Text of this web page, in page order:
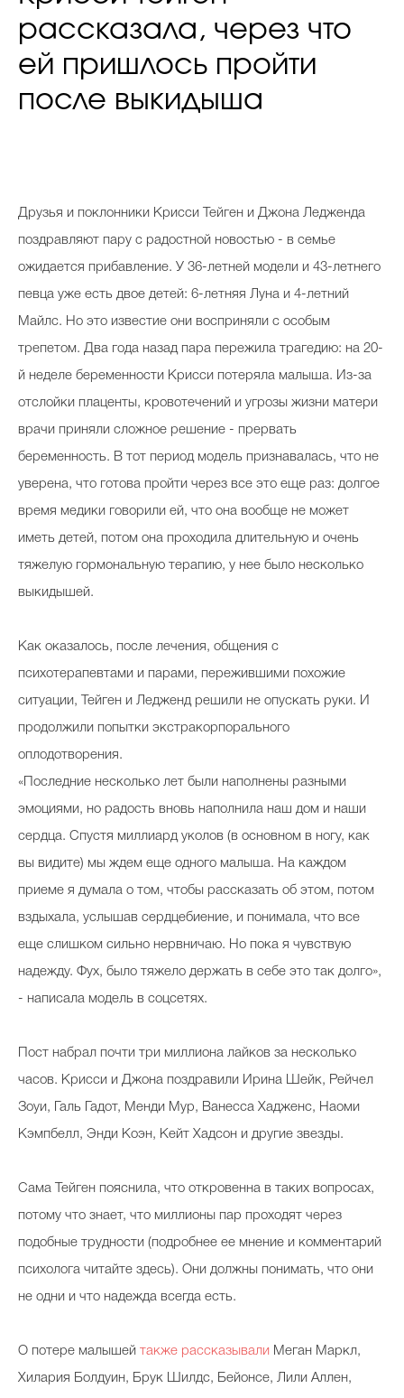
рассказала, через что
ей пришлось пройти
после выкидыша
Друзья и поклонники Крисси Тейген и Джона Ледженда
поздравляют пару с радостной новостью - в семье
ожидается прибавление. У 36-летней модели и 43-летнего
певца уже есть двое детей: 6-летняя Луна и 4-летний
Майлс. Но это известие они восприняли с особым
трепетом. Два года назад пара пережила трагедию: на 20-
й неделе беременности Крисси потеряла малыша. Из-за
отслойки плаценты, кровотечений и угрозы жизни матери
врачи приняли сложное решение - прервать
беременность. В тот период модель признавалась, что не
уверена, что готова пройти через все это еще раз: долгое
время медики говорили ей, что она вообще не может
иметь детей, потом она проходила длительную и очень
тяжелую гормональную терапию, у нее было несколько
выкидышей.
Как оказалось, после лечения, общения с
психотерапевтами и парами, пережившими похожие
ситуации, Тейген и Ледженд решили не опускать руки. И
продолжили попытки экстракорпорального
оплодотворения.
«Последние несколько лет были наполнены разными
эмоциями, но радость вновь наполнила наш дом и наши
сердца. Спустя миллиард уколов (в основном в ногу, как
вы видите) мы ждем еще одного малыша. На каждом
приеме я думала о том, чтобы рассказать об этом, потом
вздыхала, услышав сердцебиение, и понимала, что все
еще слишком сильно нервничаю. Но пока я чувствую
надежду. Фух, было тяжело держать в себе это так долго»,
- написала модель в соцсетях.
Пост набрал почти три миллиона лайков за несколько
часов. Крисси и Джона поздравили Ирина Шейк, Рейчел
Зоуи, Галь Гадот, Менди Мур, Ванесса Хадженс, Наоми
Кэмпбелл, Энди Коэн, Кейт Хадсон и другие звезды.
Сама Тейген пояснила, что откровенна в таких вопросах,
потому что знает, что миллионы пар проходят через
подобные трудности (подробнее ее мнение и комментарий
психолога читайте здесь). Они должны понимать, что они
не одни и что надежда всегда есть.
О потере малышей также рассказывали Меган Маркл,
Хилария Болдуин, Брук Шилдс, Бейонсе, Лили Аллен,